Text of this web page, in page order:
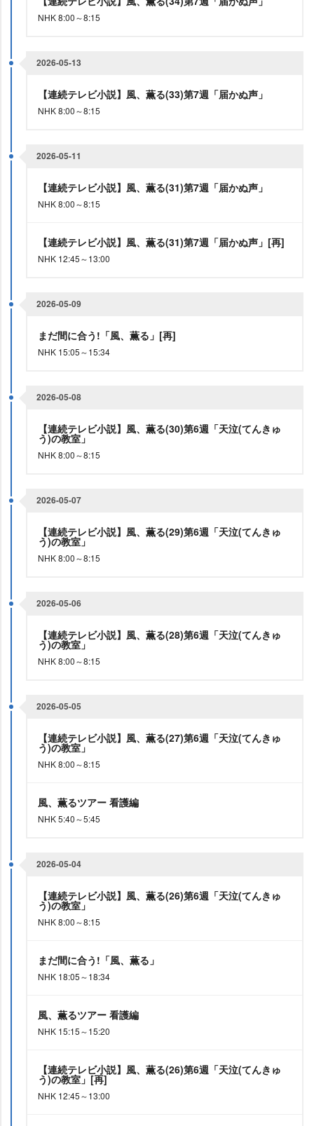
NHK 8:00～8:15
2026-05-13
【連続テレビ小説】風、薫る(33)第7週「届かぬ声」
NHK 8:00～8:15
2026-05-11
【連続テレビ小説】風、薫る(31)第7週「届かぬ声」
NHK 8:00～8:15
【連続テレビ小説】風、薫る(31)第7週「届かぬ声」[再]
NHK 12:45～13:00
2026-05-09
まだ間に合う!「風、薫る」[再]
NHK 15:05～15:34
2026-05-08
【連続テレビ小説】風、薫る(30)第6週「天泣(てんきゅ
う)の教室」
NHK 8:00～8:15
2026-05-07
【連続テレビ小説】風、薫る(29)第6週「天泣(てんきゅ
う)の教室」
NHK 8:00～8:15
2026-05-06
【連続テレビ小説】風、薫る(28)第6週「天泣(てんきゅ
う)の教室」
NHK 8:00～8:15
2026-05-05
【連続テレビ小説】風、薫る(27)第6週「天泣(てんきゅ
う)の教室」
NHK 8:00～8:15
風、薫るツアー 看護編
NHK 5:40～5:45
2026-05-04
【連続テレビ小説】風、薫る(26)第6週「天泣(てんきゅ
う)の教室」
NHK 8:00～8:15
まだ間に合う!「風、薫る」
NHK 18:05～18:34
風、薫るツアー 看護編
NHK 15:15～15:20
【連続テレビ小説】風、薫る(26)第6週「天泣(てんきゅ
う)の教室」[再]
NHK 12:45～13:00